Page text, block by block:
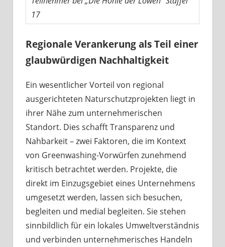
17
Regionale Verankerung als Teil einer
glaubwürdigen Nachhaltigkeit
Ein wesentlicher Vorteil von regional
ausgerichteten Naturschutzprojekten liegt in
ihrer Nähe zum unternehmerischen
Standort. Dies schafft Transparenz und
Nahbarkeit – zwei Faktoren, die im Kontext
von Greenwashing-Vorwürfen zunehmend
kritisch betrachtet werden. Projekte, die
direkt im Einzugsgebiet eines Unternehmens
umgesetzt werden, lassen sich besuchen,
begleiten und medial begleiten. Sie stehen
sinnbildlich für ein lokales Umweltverständnis
und verbinden unternehmerisches Handeln